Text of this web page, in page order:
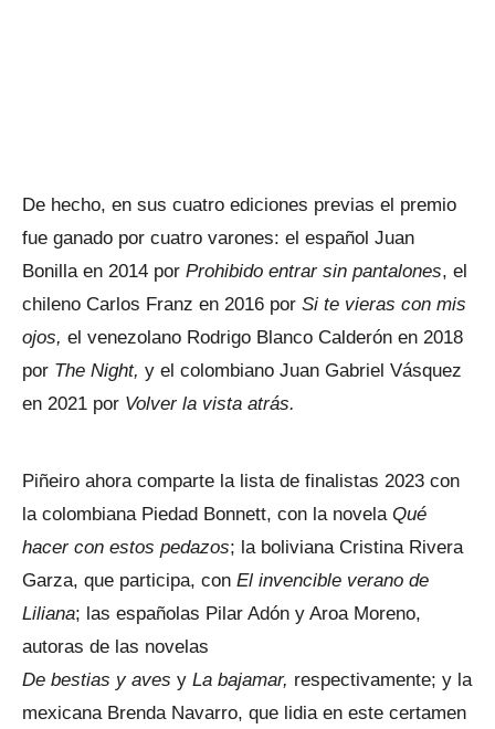
De hecho, en sus cuatro ediciones previas el premio
fue ganado por cuatro varones: el español Juan
Bonilla en 2014 por Prohibido entrar sin pantalones, el
chileno Carlos Franz en 2016 por Si te vieras con mis
ojos, el venezolano Rodrigo Blanco Calderón en 2018
por The Night, y el colombiano Juan Gabriel Vásquez
en 2021 por Volver la vista atrás.
Piñeiro ahora comparte la lista de finalistas 2023 con
la colombiana Piedad Bonnett, con la novela Qué
hacer con estos pedazos; la boliviana Cristina Rivera
Garza, que participa, con El invencible verano de
Liliana; las españolas Pilar Adón y Aroa Moreno,
autoras de las novelas
De bestias y aves y La bajamar, respectivamente; y la
mexicana Brenda Navarro, que lidia en este certamen